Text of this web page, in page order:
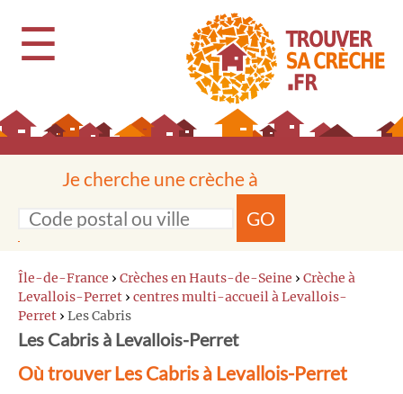
☰
Je cherche une crèche à
GO
Île-de-France › Crèches en Hauts-de-Seine › Crèche à
Levallois-Perret › centres multi-accueil à Levallois-
Perret › Les Cabris
Les Cabris à Levallois-Perret
Où trouver Les Cabris à Levallois-Perret